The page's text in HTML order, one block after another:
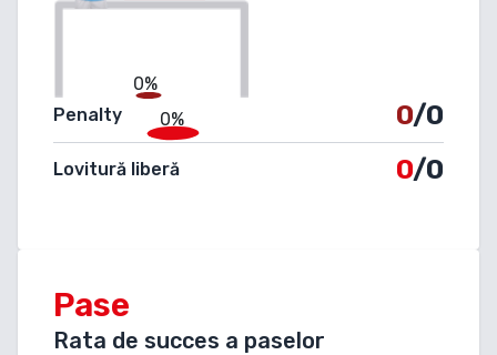
0%
0%
Penalty 0/0
Lovitură liberă 0/0
Pase
Rata de succes a paselor